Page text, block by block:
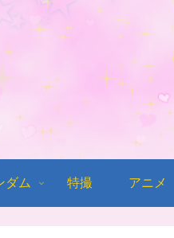
ダム 特撮 アニメ